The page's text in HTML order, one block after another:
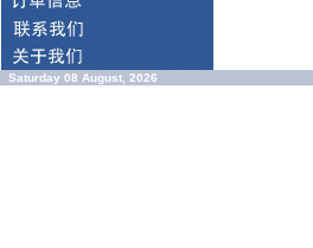
Saturday 08 August, 2026